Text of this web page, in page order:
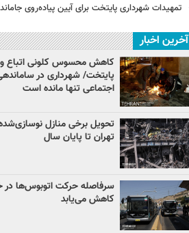
تمهیدات شهرداری پایتخت برای آیین پیاده‌روی
آخرین اخبار
کاهش محسوس کلونی اتباع و
پایتخت/ شهرداری در
اجتماعی تنها مانده است
تهران تا پایان سال
کاهش می‌یابد